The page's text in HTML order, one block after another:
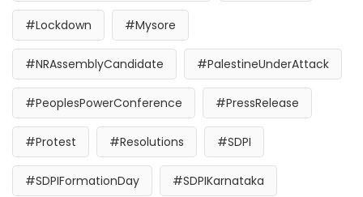
#Lockdown #Mysore
#NRAssemblyCandidate #PalestineUnderAttack
#PeoplesPowerConference #PressRelease
#Protest #Resolutions #SDPI
#SDPIFormationDay #SDPIKarnataka